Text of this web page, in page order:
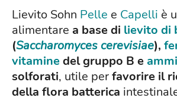
Lievito Sohn Pelle e Capelli è
alimentare a base di lievito di
(Saccharomyces cerevisiae),
vitaminedel gruppo B e
solforati, utile perfavorire il
della flora batterica